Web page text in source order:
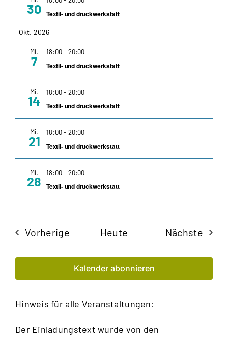
30 Textil- und druckwerkstatt
Okt. 2026
Mi.
7
18:00- 20:00
Textil- und druckwerkstatt
Mi.
14
18:00- 20:00
Textil- und druckwerkstatt
Mi.
21
18:00- 20:00
Textil- und druckwerkstatt
Mi.
28
18:00- 20:00
Textil- und druckwerkstatt
VorherigeVeranstaltungen
Heute Nächste
Kalender abonnieren
Hinweis für alle Veranstaltungen:
Der Einladungstext wurde von den